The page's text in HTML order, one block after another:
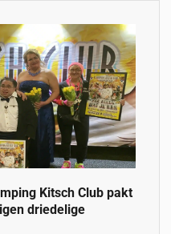
Kitsch Club pakt
driedelige